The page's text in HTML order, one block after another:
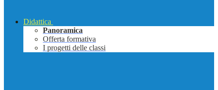
Didattica
Panoramica
Offerta formativa
I progetti delle classi